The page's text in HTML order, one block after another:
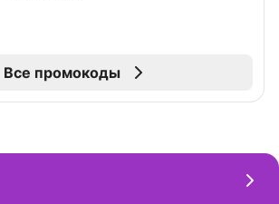
Все промокоды